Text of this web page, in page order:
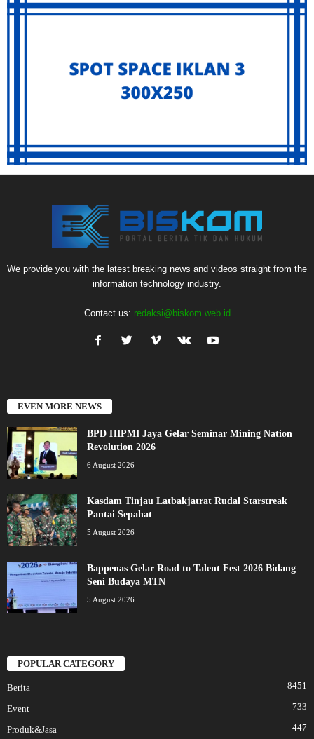
We provide you with the latest breaking news and videos straight from the
information technology industry.
Contact us: redaksi@biskom.web.id
EVEN MORE NEWS
BPD HIPMI Jaya Gelar Seminar Mining Nation
Revolution 2026
6 August 2026
Kasdam Tinjau Latbakjatrat Rudal Starstreak
Pantai Sepahat
5 August 2026
Bappenas Gelar Road to Talent Fest 2026 Bidang
Seni Budaya MTN
5 August 2026
POPULAR CATEGORY
Berita 8451
Event 733
Produk&Jasa 447